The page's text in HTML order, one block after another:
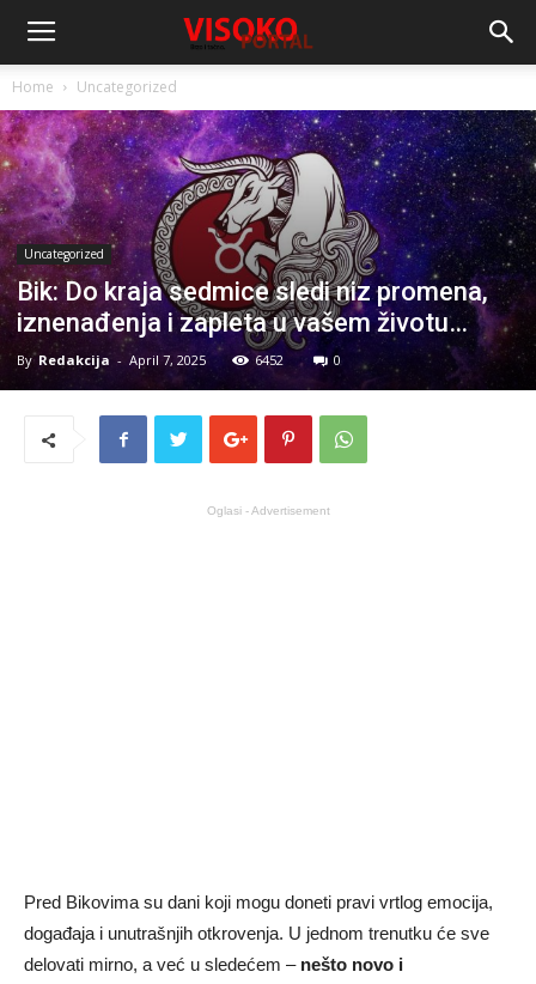
Home Uncategorized
Uncategorized
Bik: Do kraja sedmice sledi niz promena,
iznenađenja i zapleta u vašem životu…
By Redakcija - April 7, 2025 6452 0
Oglasi - Advertisement
Pred Bikovima su dani koji mogu doneti pravi vrtlog emocija,
događaja i unutrašnjih otkrovenja. U jednom trenutku će sve
delovati mirno, a već u sledećem – nešto novo i